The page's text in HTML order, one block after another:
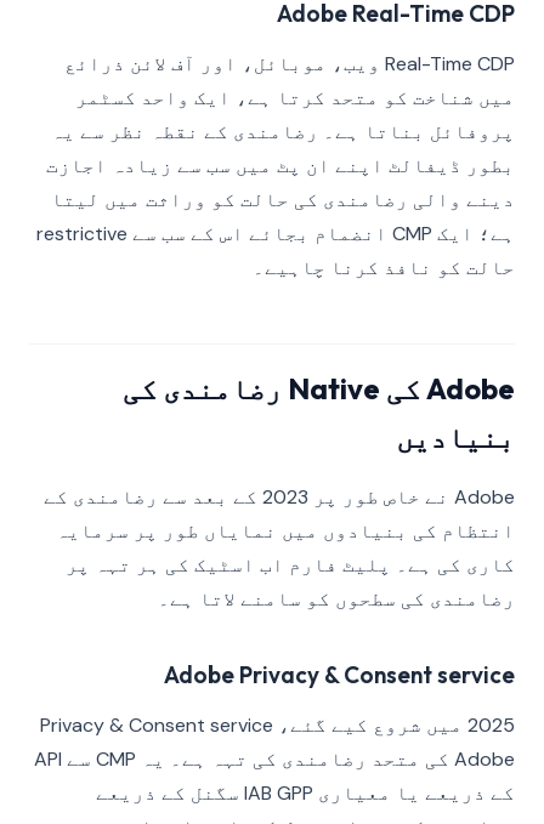
Adobe Real-Time CDP
Real-Time CDP ویب، موبائل، اور آف لائن ذرائع
میں شناخت کو متحد کرتا ہے، ایک واحد کسٹمر
پروفائل بناتا ہے۔ رضامندی کے نقطہ نظر سے یہ
بطور ڈیفالٹ اپنے ان پٹ میں سب سے زیادہ اجازت
دینے والی رضامندی کی حالت کو وراثت میں لیتا
ہے؛ ایک CMP انضمام بجائے اس کے سب سے restrictive
حالت کو نافذ کرنا چاہیے۔
Adobe کی Native رضامندی کی
بنیادیں
Adobe نے خاص طور پر 2023 کے بعد سے رضامندی کے
انتظام کی بنیادوں میں نمایاں طور پر سرمایہ
کاری کی ہے۔ پلیٹ فارم اب اسٹیک کی ہر تہہ پر
رضامندی کی سطحوں کو سامنے لاتا ہے۔
Adobe Privacy & Consent service
2025 میں شروع کیے گئے، Privacy & Consent service
Adobe کی متحد رضامندی کی تہہ ہے۔ یہ CMP سے API
کے ذریعے یا معیاری IAB GPP سگنل کے ذریعے